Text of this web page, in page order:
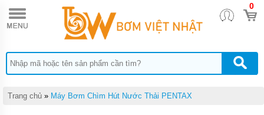
0
TRANG
CHỦ
BƠM
CÔNG
NGHIỆP
MÁY
BƠM
Trang chủ » Máy Bơm Chìm Hút Nước Thải PENTAX